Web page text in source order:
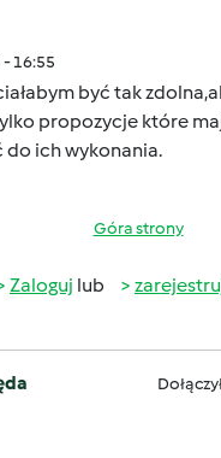
16:55
być tak
propozycje które
do ich wykonania.
Góra strony
Zaloguj lub